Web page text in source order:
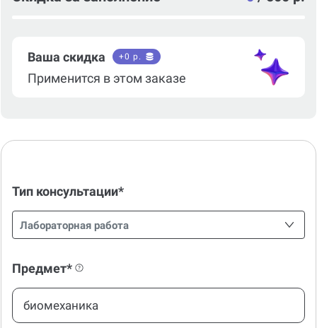
Ваша скидка +0 р.
Применится в этом заказе
Тип консультации*
Лабораторная работа
Предмет*